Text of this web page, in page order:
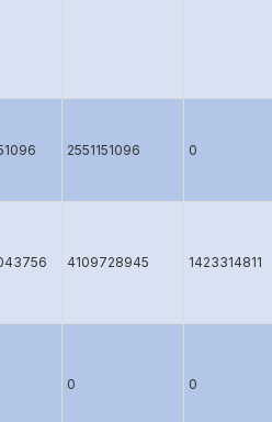
2551151096 0
4109728945 1423314811
0 0